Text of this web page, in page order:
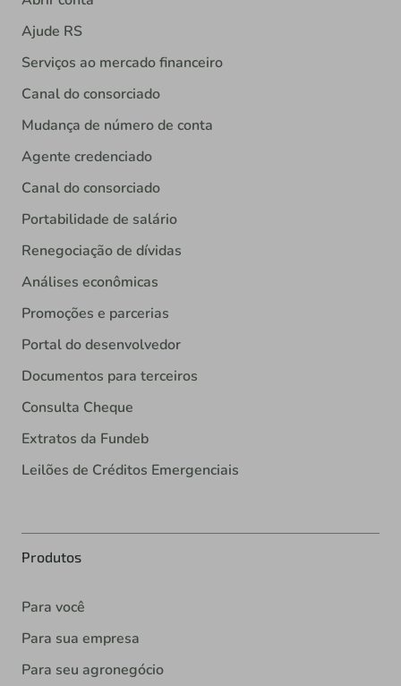
Ajude RS
Serviços ao mercado financeiro
Canal do consorciado
Mudança de número de conta
Agente credenciado
Canal do consorciado
Portabilidade de salário
Renegociação de dívidas
Análises econômicas
Promoções e parcerias
Portal do desenvolvedor
Documentos para terceiros
Consulta Cheque
Extratos da Fundeb
Leilões de Créditos Emergenciais
Produtos
Para você
Para sua empresa
Para seu agronegócio